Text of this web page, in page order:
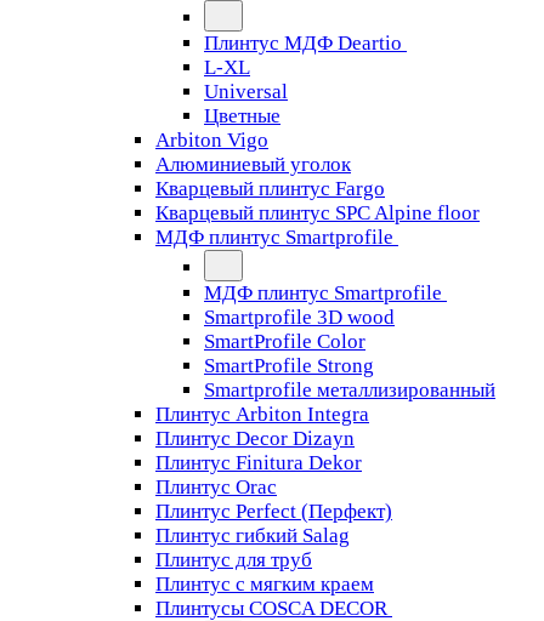
Плинтус МДФ Deartio
L-XL
Universal
Цветные
Arbiton Vigo
Алюминиевый уголок
Кварцевый плинтус Fargo
Кварцевый плинтус SPC Alpine floor
МДФ плинтус Smartprofile
МДФ плинтус Smartprofile
Smartprofile 3D wood
SmartProfile Color
SmartProfile Strong
Smartprofile металлизированный
Плинтус Arbiton Integra
Плинтус Decor Dizayn
Плинтус Finitura Dekor
Плинтус Orac
Плинтус Perfect (Перфект)
Плинтус гибкий Salag
Плинтус для труб
Плинтус с мягким краем
Плинтусы COSCA DECOR